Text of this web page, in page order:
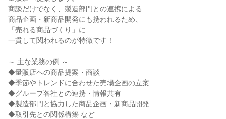
商談だけでなく、製造部門との連携による
商品企画・新商品開発にも携われるため、
「売れる商品づくり」に
一貫して関われるのが特徴です！
～ 主な業務の例 ～
◆量販店への商品提案・商談
◆季節やトレンドに合わせた売場企画の立案
◆グループ各社との連携・情報共有
◆製造部門と協力した商品企画・新商品開発
◆取引先との関係構築 など